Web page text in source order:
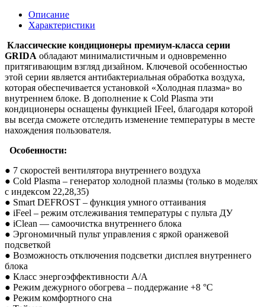
Описание
Характеристики
Классические кондиционеры премиум-класса серии
GRIDA обладают минималистичным и одновременно
притягивающим взгляд дизайном. Ключевой особенностью
этой серии является антибактериальная обработка воздуха,
которая обеспечивается установкой «Холодная плазма» во
внутреннем блоке. В дополнение к Cold Plasma эти
кондиционеры оснащены функцией IFeel, благодаря которой
вы всегда сможете отследить изменение температуры в месте
нахождения пользователя.
Особенности:
● 7 скоростей вентилятора внутреннего воздуха
● Cold Plasma – генератор холодной плазмы (только в моделях
с индексом 22,28,35)
● Smart DEFROST – функция умного оттаивания
● iFeel – режим отслеживания температуры с пульта ДУ
● iClean — cамоочистка внутреннего блока
● Эргономичный пульт управления с яркой оранжевой
подсветкой
● Возможность отключения подсветки дисплея внутреннего
блока
● Класс энергоэффективности A/A
● Режим дежурного обогрева – поддержание +8 °C
● Режим комфортного сна